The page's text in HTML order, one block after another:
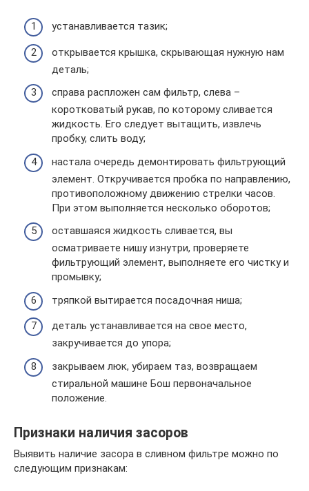
устанавливается тазик;
открывается крышка, скрывающая нужную нам
деталь;
справа распложен сам фильтр, слева –
коротковатый рукав, по которому сливается
жидкость. Его следует вытащить, извлечь
пробку, слить воду;
настала очередь демонтировать фильтрующий
элемент. Откручивается пробка по направлению,
противоположному движению стрелки часов.
При этом выполняется несколько оборотов;
оставшаяся жидкость сливается, вы
осматриваете нишу изнутри, проверяете
фильтрующий элемент, выполняете его чистку и
промывку;
тряпкой вытирается посадочная ниша;
деталь устанавливается на свое место,
закручивается до упора;
закрываем люк, убираем таз, возвращаем
стиральной машине Бош первоначальное
положение.
Признаки наличия засоров
Выявить наличие засора в сливном фильтре можно по
следующим признакам: